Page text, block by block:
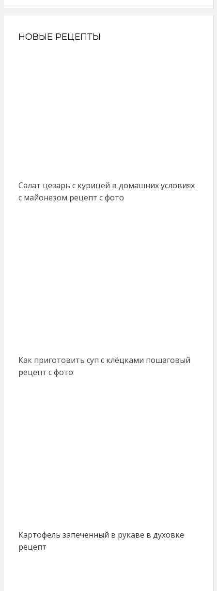
НОВЫЕ РЕЦЕПТЫ
Салат цезарь с курицей в домашних условиях
с майонезом рецепт с фото
Как приготовить суп с клёцками пошаговый
рецепт с фото
Картофель запеченный в рукаве в духовке
рецепт